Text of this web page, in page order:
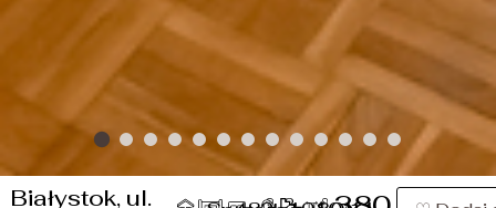
Białystok, ul. 2